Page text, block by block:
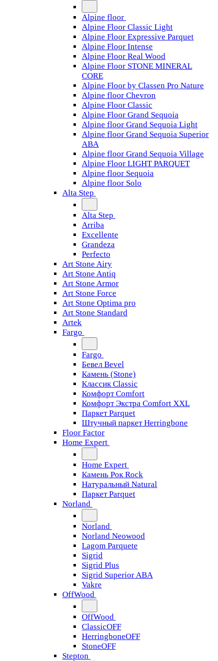
Alpine floor
Alpine Floor Classic Light
Alpine Floor Expressive Parquet
Alpine Floor Intense
Alpine Floor Real Wood
Alpine Floor STONE MINERAL
CORE
Alpine Floor by Classen Pro Nature
Alpine floor Chevron
Alpine Floor Classic
Alpine Floor Grand Sequoia
Alpine floor Grand Sequoia Light
Alpine floor Grand Sequoia Superior
ABA
Alpine floor Grand Sequoia Village
Alpine Floor LIGHT PARQUET
Alpine floor Sequoia
Alpine floor Solo
Alta Step
Alta Step
Arriba
Excellente
Grandeza
Perfecto
Art Stone Airy
Art Stone Antiq
Art Stone Armor
Art Stone Force
Art Stone Optima pro
Art Stone Standard
Artek
Fargo
Fargo
Бевел Bevel
Камень (Stone)
Классик Classic
Комфорт Comfort
Комфорт Экстра Comfort XXL
Паркет Parquet
Штучный паркет Herringbone
Floor Factor
Home Expert
Home Expert
Камень Рок Rock
Натуральный Natural
Паркет Parquet
Norland
Norland
Norland Neowood
Lagom Parquete
Sigrid
Sigrid Plus
Sigrid Superior ABA
Vakre
OffWood
OffWood
ClassicOFF
HerringboneOFF
StoneOFF
Stepton